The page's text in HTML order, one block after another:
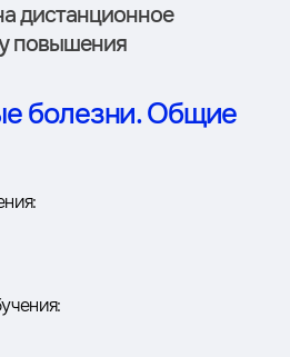
дистан­ционное
повышения
болезни. Общие